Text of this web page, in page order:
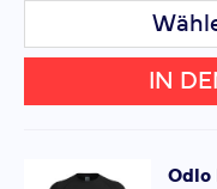
IN
Odlo